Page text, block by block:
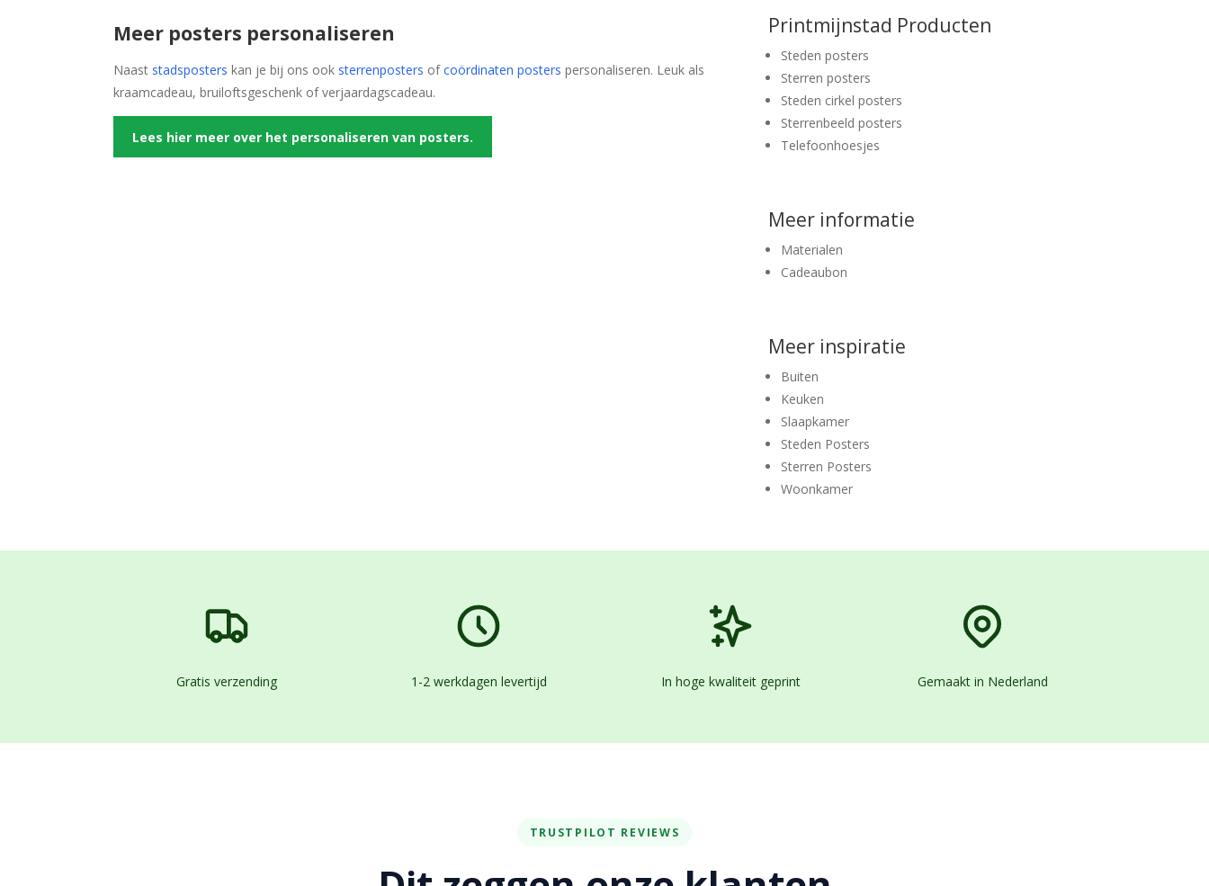
Meer posters personaliseren
Naast stadsposters kan je bij ons ook sterrenposters ofcoördinaten posters personaliseren. Leuk als
kraamcadeau, bruiloftsgeschenk of verjaardagscadeau.
Lees hier meer over het personaliseren van posters.
Printmijnstad Producten
Steden posters
Sterren posters
Steden cirkel posters
Sterrenbeeld posters
Telefoonhoesjes
Meer informatie
Materialen
Cadeaubon
Meer inspiratie
Buiten
Keuken
Slaapkamer
Steden Posters
Sterren Posters
Woonkamer
Gratis verzending 1-2 werkdagen levertijd In hoge kwaliteit geprint Gemaakt in Nederland
TRUSTPILOT REVIEWS